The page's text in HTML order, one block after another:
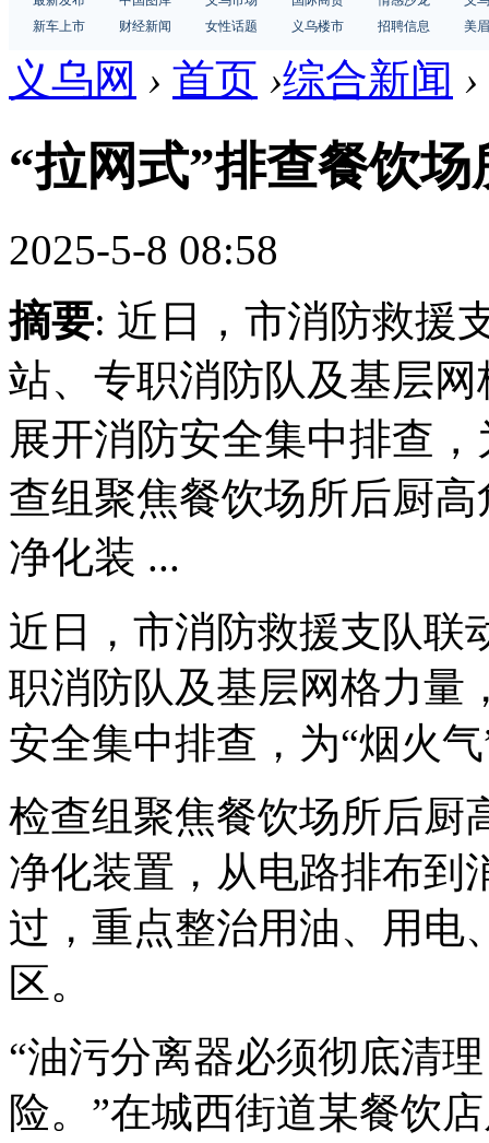
新车上市
财经新闻 女性话题 义乌楼市 招聘信息 美
义乌网 › 首页 ›综合新闻 ›
“拉网式”排查餐饮
2025-5-8 08:58
摘要: 近日，市消防救援
站、专职消防队及基层
展开消防安全集中排查
查组聚焦餐饮场所后厨
净化装 ...
近日，市消防救援支队联
职消防队及基层网格力量
安全集中排查，为“烟火
检查组聚焦餐饮场所后厨
净化装置，从电路排布到
过，重点整治用油、用电
区。
“油污分离器必须彻底清
险。”在城西街道某餐饮